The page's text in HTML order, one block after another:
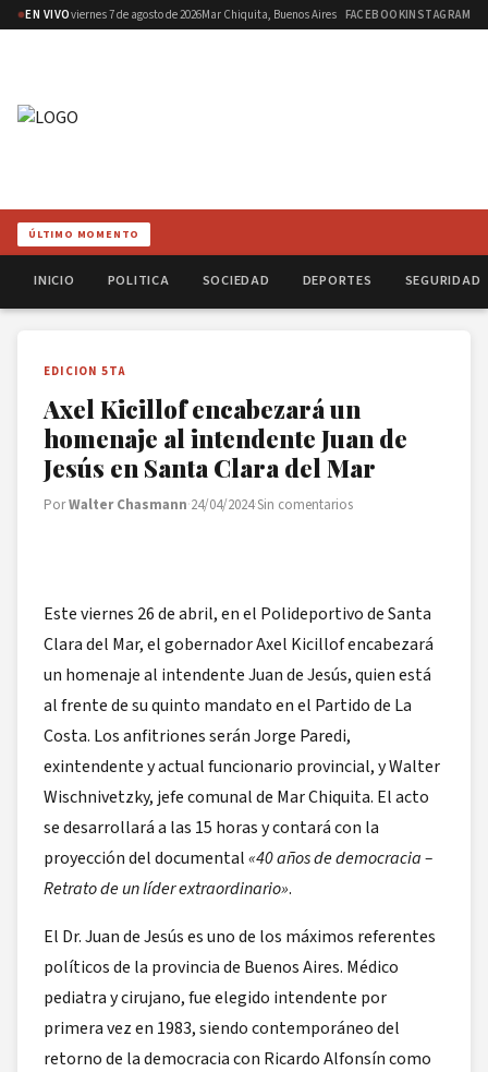
EN VIVOviernes 7 de agosto de 2026Mar Chiquita, Buenos Aires FACEBOOKINSTAGRAM
ÚLTIMO MOMENTO
INICIO POLITICA SOCIEDAD DEPORTES SEGURIDAD
EDICION 5TA
Axel Kicillof encabezará un
homenaje al intendente Juan de
Jesús en Santa Clara del Mar
PorWalter Chasmann·24/04/2024·Sin comentarios
Este viernes 26 de abril, en el Polideportivo de Santa
Clara del Mar, el gobernador Axel Kicillof encabezará
un homenaje al intendente Juan de Jesús, quien está
al frente de su quinto mandato en el Partido de La
Costa. Los anfitriones serán Jorge Paredi,
exintendente y actual funcionario provincial, y Walter
Wischnivetzky, jefe comunal de Mar Chiquita. El acto
se desarrollará a las 15 horas y contará con la
proyección del documental«40 años de democracia –
Retrato de un líder extraordinario».
El Dr. Juan de Jesús es uno de los máximos referentes
políticos de la provincia de Buenos Aires. Médico
pediatra y cirujano, fue elegido intendente por
primera vez en 1983, siendo contemporáneo del
retorno de la democracia con Ricardo Alfonsín como